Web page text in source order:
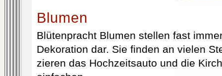
Blumen
Blütenpracht Blumen stellen fast
Dekoration dar. Sie finden an vielen
zieren das Hochzeitsauto und die